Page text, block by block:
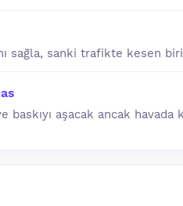
sağla, sanki trafikte kesen
baskıyı aşacak ancak